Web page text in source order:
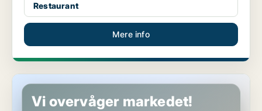
Restaurant
Mere info
Restaurant i Århus C
Vi overvåger markedet!